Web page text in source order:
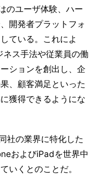
のユーザ体験、ハー
開発者プラットフォ
ている。これによ
ス手法や従業員の働
ションを創出し、企
、顧客満足といった
獲得できるようにな
社の業界に特化した
およびiPadを世界中
いくとのことだ。